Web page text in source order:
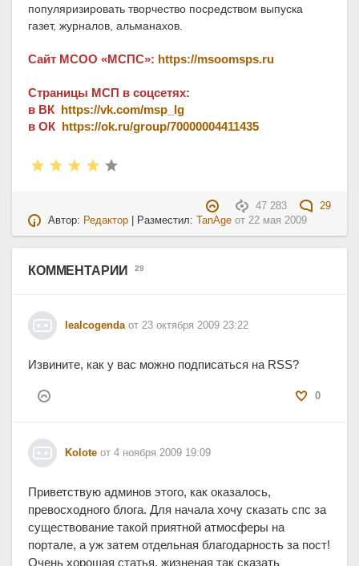
популяризировать творчество посредством выпуска
газет, журналов, альманахов.
Сайт МСОО «МСПС»: https://msoomsps.ru
Страницы МСП в соцсетях:
в ВК https://vk.com/msp_lg
в ОК https://ok.ru/group/70000004411435
47 283
29
Автор: Редактор | Разместил: TanAge от22 мая 2009
КОММЕНТАРИИ 29
lealcogenda от 23 октября 2009 23:22
0
Извините, как у вас можно подписаться на RSS?
Kolote от 4 ноября 2009 19:09
Приветствую админов этого, как оказалось,
превосходного блога. Для начала хочу сказать спс за
существование такой приятной атмосферы на
портале, а уж затем отдельная благодарность за пост!
Очень хорошая статья, жизненая так сказать